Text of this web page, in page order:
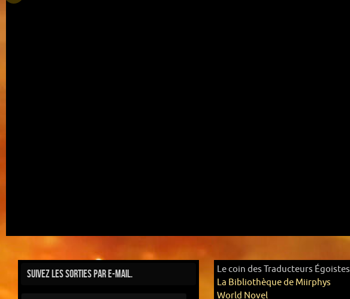
Suivez les sorties par e-mail.
Le coin des Traducteurs Égoistes
La Bibliothèque de Miirphys
World Novel